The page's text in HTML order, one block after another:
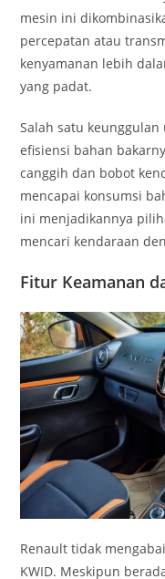
mesin ini
percepatan atau
kenyamanan lebih
yang padat.
Salah satu keunggulan
efisiensi bahan
canggih dan bobot
mencapai konsumsi
ini menjadikannya
mencari kendaraan
Fitur Keamanan
Renault tidak
KWID. Meskipun